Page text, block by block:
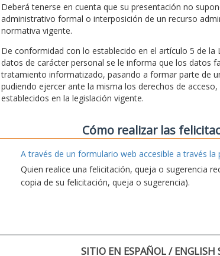
Deberá tenerse en cuenta que su presentación no
administrativo formal o interposición de un recurso
normativa vigente.
De conformidad con lo establecido en el artículo 5 de
datos de carácter personal se le informa que los datos
tratamiento informatizado, pasando a formar parte de
pudiendo ejercer ante la misma los derechos de
establecidos en la legislación vigente.
Cómo realizar las
A través de un formulario web accesible a través la
Quien realice una felicitación, queja o sugerencia
copia de su felicitación, queja o sugerencia).
SITIO EN ESPAÑOL / ENGLISH